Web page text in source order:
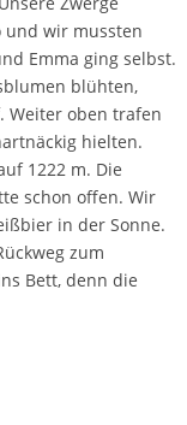
und wir mussten
Emma ging selbst.
blühten,
Weiter oben trafen
hielten.
1222 m. Die
schon offen. Wir
in der Sonne.
zum
Bett, denn die